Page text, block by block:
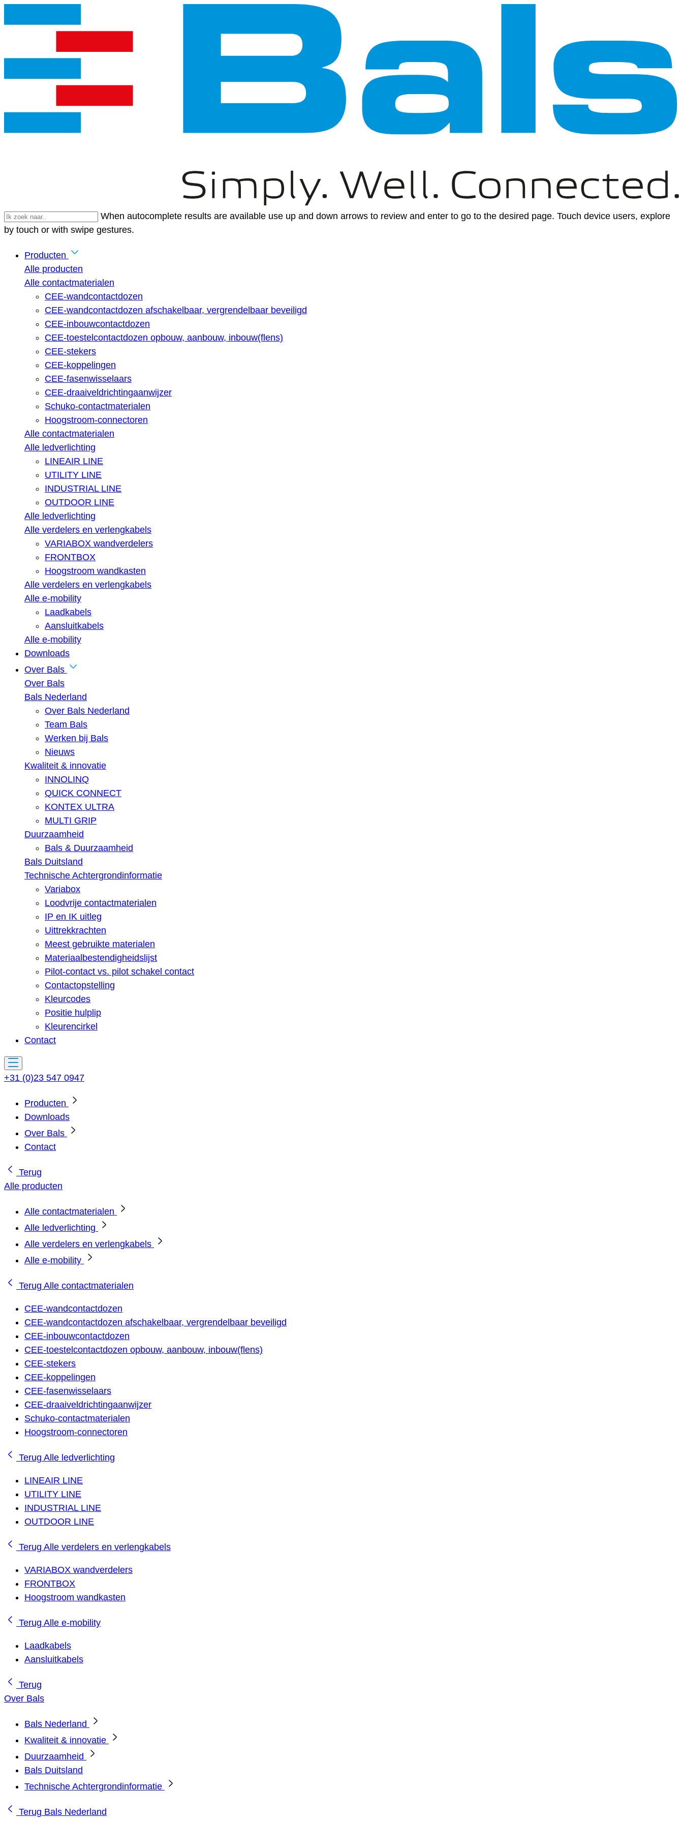
When autocomplete results are available use up and down arrows to review and enter to go to the desired page. Touch device users, explore
by touch or with swipe gestures.
Producten
Alle producten
Alle contactmaterialen
CEE-wandcontactdozen
CEE-wandcontactdozen afschakelbaar, vergrendelbaar beveiligd
CEE-inbouwcontactdozen
CEE-toestelcontactdozen opbouw, aanbouw, inbouw(flens)
CEE-stekers
CEE-koppelingen
CEE-fasenwisselaars
CEE-draaiveldrichtingaanwijzer
Schuko-contactmaterialen
Hoogstroom-connectoren
Alle contactmaterialen
Alle ledverlichting
LINEAIR LINE
UTILITY LINE
INDUSTRIAL LINE
OUTDOOR LINE
Alle ledverlichting
Alle verdelers en verlengkabels
VARIABOX wandverdelers
FRONTBOX
Hoogstroom wandkasten
Alle verdelers en verlengkabels
Alle e-mobility
Laadkabels
Aansluitkabels
Alle e-mobility
Downloads
Over Bals
Over Bals
Bals Nederland
Over Bals Nederland
Team Bals
Werken bij Bals
Nieuws
Kwaliteit & innovatie
INNOLINQ
QUICK CONNECT
KONTEX ULTRA
MULTI GRIP
Duurzaamheid
Bals & Duurzaamheid
Bals Duitsland
Technische Achtergrondinformatie
Variabox
Loodvrije contactmaterialen
IP en IK uitleg
Uittrekkrachten
Meest gebruikte materialen
Materiaalbestendigheidslijst
Pilot-contact vs. pilot schakel contact
Contactopstelling
Kleurcodes
Positie hulplip
Kleurencirkel
Contact
+31 (0)23 547 0947
Producten
Downloads
Over Bals
Contact
Terug
Alle producten
Alle contactmaterialen
Alle ledverlichting
Alle verdelers en verlengkabels
Alle e-mobility
Terug Alle contactmaterialen
CEE-wandcontactdozen
CEE-wandcontactdozen afschakelbaar, vergrendelbaar beveiligd
CEE-inbouwcontactdozen
CEE-toestelcontactdozen opbouw, aanbouw, inbouw(flens)
CEE-stekers
CEE-koppelingen
CEE-fasenwisselaars
CEE-draaiveldrichtingaanwijzer
Schuko-contactmaterialen
Hoogstroom-connectoren
Terug Alle ledverlichting
LINEAIR LINE
UTILITY LINE
INDUSTRIAL LINE
OUTDOOR LINE
Terug Alle verdelers en verlengkabels
VARIABOX wandverdelers
FRONTBOX
Hoogstroom wandkasten
Terug Alle e-mobility
Laadkabels
Aansluitkabels
Terug
Over Bals
Bals Nederland
Kwaliteit & innovatie
Duurzaamheid
Bals Duitsland
Technische Achtergrondinformatie
Terug Bals Nederland